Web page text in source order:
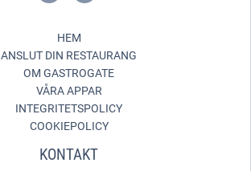
HEM
ANSLUT DIN RESTAURANG
OM GASTROGATE
VÅRA APPAR
INTEGRITETSPOLICY
COOKIEPOLICY
KONTAKT